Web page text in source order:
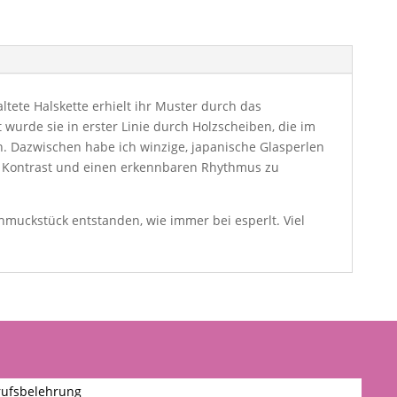
Halskette erhielt ihr Muster durch das
sie in erster Linie durch Holzscheiben, die im
Dazwischen habe ich winzige, japanische Glasperlen
und einen erkennbaren Rhythmus zu
entstanden, wie immer bei esperlt. Viel